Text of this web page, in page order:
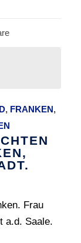
, FRANKEN,
Frau
a.d. Saale.